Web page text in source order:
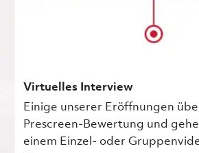
Virtuelles Interview
Einige unserer Eröffnungen
Prescreen-Bewertung und
einem Einzel- oder